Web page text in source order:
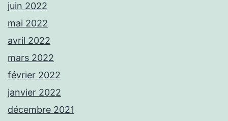
juin 2022
mai 2022
avril 2022
mars 2022
février 2022
janvier 2022
décembre 2021